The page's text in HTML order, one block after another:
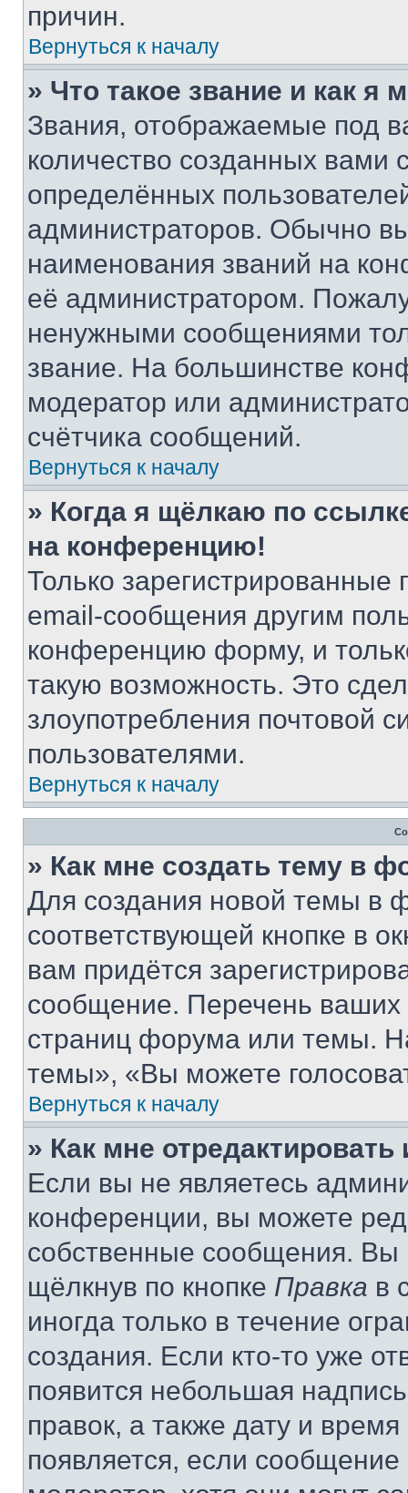
причин.
Вернуться к началу
» Что такое звание и как я
Звания, отображаемые под
количество созданных
определённых
администраторов. Обычно
наименования званий на
её администратором.
ненужными сообщениями
звание. На большинстве
модератор или
счётчика сообщений.
Вернуться к началу
» Когда я щёлкаю по
на конференцию!
Только зарегистрированные
email-сообщения другим
конференцию форму, и
такую возможность. Это
злоупотребления почтовой
пользователями.
Вернуться к началу
» Как мне создать тему в
Для создания новой темы в
соответствующей кнопке в
вам придётся
сообщение. Перечень ваших
страниц форума или темы.
темы», «Вы можете
Вернуться к началу
» Как мне
Если вы не являетесь
конференции, вы можете
собственные сообщения. Вы
щёлкнув по кнопке Правка в
иногда только в течение
создания. Если кто-то уже
появится небольшая
правок, а также дату и
появляется, если